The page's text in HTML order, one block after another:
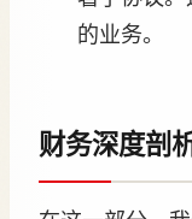
的业务。
财务深度剖